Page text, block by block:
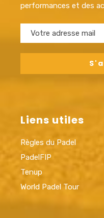
performances et des
Liens utiles
Règles du Padel
PadelFIP
Tenup
World Padel Tour